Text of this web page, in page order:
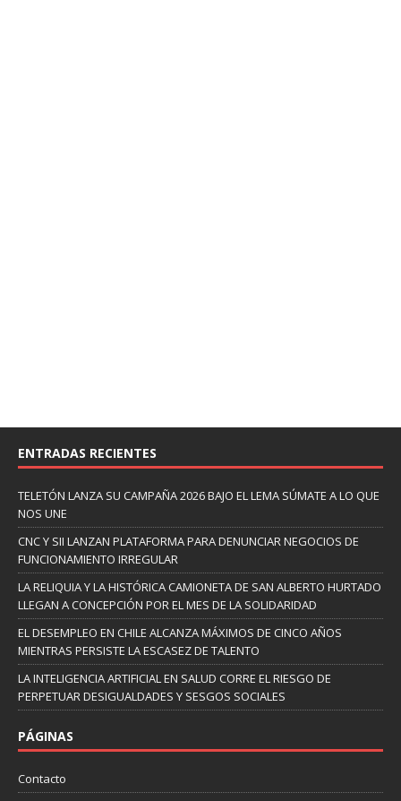
ENTRADAS RECIENTES
TELETÓN LANZA SU CAMPAÑA 2026 BAJO EL LEMA SÚMATE A LO QUE
NOS UNE
CNC Y SII LANZAN PLATAFORMA PARA DENUNCIAR NEGOCIOS DE
FUNCIONAMIENTO IRREGULAR
LA RELIQUIA Y LA HISTÓRICA CAMIONETA DE SAN ALBERTO HURTADO
LLEGAN A CONCEPCIÓN POR EL MES DE LA SOLIDARIDAD
EL DESEMPLEO EN CHILE ALCANZA MÁXIMOS DE CINCO AÑOS
MIENTRAS PERSISTE LA ESCASEZ DE TALENTO
LA INTELIGENCIA ARTIFICIAL EN SALUD CORRE EL RIESGO DE
PERPETUAR DESIGUALDADES Y SESGOS SOCIALES
PÁGINAS
Contacto